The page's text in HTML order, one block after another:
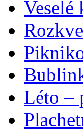
Veselé
Léto –